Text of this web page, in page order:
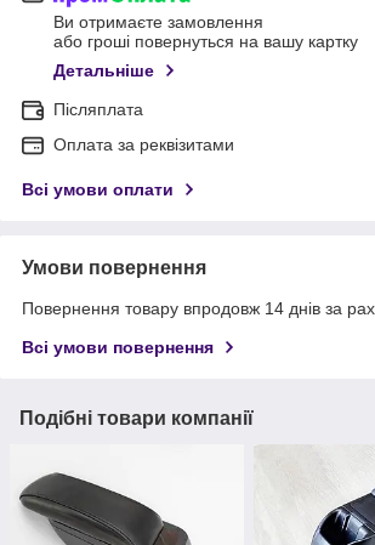
Ви отримаєте замовлення
або гроші повернуться на вашу картку
Детальніше
Післяплата
Оплата за реквізитами
Всі умови оплати
Умови повернення
Повернення товару впродовж 14 днів за
Всі умови повернення
Подібні товари компанії